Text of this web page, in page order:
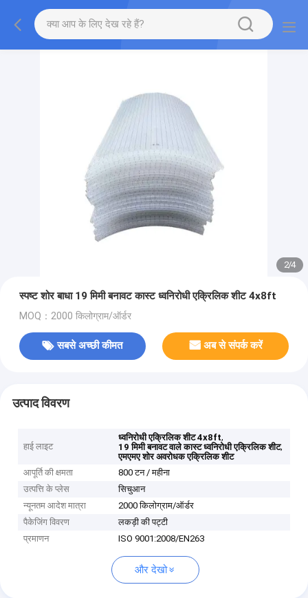
2/4
स्पष्ट शोर बाधा 19 मिमी बनावट कास्ट ध्वनिरोधी एक्रिलिक शीट 4x8ft
MOQ：2000 किलोग्राम/ऑर्डर
सबसे अच्छी कीमत अब से संपर्क करें
उत्पाद विवरण
हाई लाइट
ध्वनिरोधी एक्रिलिक शीट 4x8ft,
19 मिमी बनावट वाले कास्ट ध्वनिरोधी एक्रिलिक शीट,
एमएमए शोर अवरोधक एक्रिलिक शीट
आपूर्ति की क्षमता
800 टन / महीना
उत्पत्ति के प्लेस
सिचुआन
न्यूनतम आदेश मात्रा
2000 किलोग्राम/ऑर्डर
पैकेजिंग विवरण
लकड़ी की पट्टी
प्रमाणन
ISO 9001:2008/EN263
और देखो